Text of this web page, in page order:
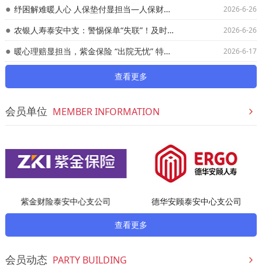
纾困解难暖人心 人保垫付显担当—人保财险泰安市分公司绿色通道垫付51万元救治车祸重伤群众 2026-6-26
农银人寿泰安中支：警惕保单“失联”！及时更新信息是守住权益的关键 2026-6-26
暖心理赔显担当，紫金保险 “出院无忧” 特色服务 2026-6-17
查看更多
会员单位 MEMBER INFORMATION
紫金财险泰安中心支公司 德华安顾泰安中心支公司
查看更多
会员动态 PARTY BUILDING